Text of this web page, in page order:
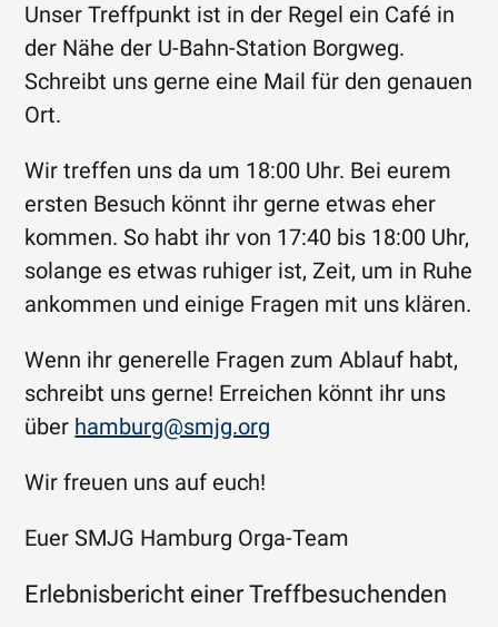
Unser Treffpunkt ist in der Regel ein Café in
der Nähe der U-Bahn-Station Borgweg.
Schreibt uns gerne eine Mail für den genauen
Ort.
Wir treffen uns da um 18:00 Uhr. Bei eurem
ersten Besuch könnt ihr gerne etwas eher
kommen. So habt ihr von 17:40 bis 18:00 Uhr,
solange es etwas ruhiger ist, Zeit, um in Ruhe
ankommen und einige Fragen mit uns klären.
Wenn ihr generelle Fragen zum Ablauf habt,
schreibt uns gerne! Erreichen könnt ihr uns
über hamburg@smjg.org
Wir freuen uns auf euch!
Euer SMJG Hamburg Orga-Team
Erlebnisbericht einer Treffbesuchenden